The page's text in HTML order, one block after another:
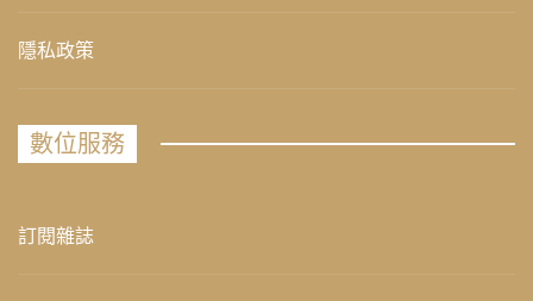
隱私政策
數位服務
訂閱雜誌